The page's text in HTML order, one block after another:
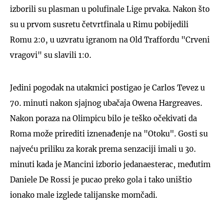
izborili su plasman u polufinale Lige prvaka. Nakon što
su u prvom susretu četvrtfinala u Rimu pobijedili
Romu 2:0, u uzvratu igranom na Old Traffordu "Crveni
vragovi" su slavili 1:0.
Jedini pogodak na utakmici postigao je Carlos Tevez u
70. minuti nakon sjajnog ubačaja Owena Hargreaves.
Nakon poraza na Olimpicu bilo je teško očekivati da
Roma može prirediti iznenađenje na "Otoku". Gosti su
najveću priliku za korak prema senzaciji imali u 30.
minuti kada je Mancini izborio jedanaesterac, međutim
Daniele De Rossi je pucao preko gola i tako uništio
ionako male izglede talijanske momčadi.